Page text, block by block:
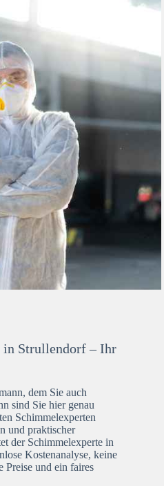
in Strullendorf – Ihr
dem Sie auch
sind Sie hier genau
Schimmelexperten
und praktischer
der Schimmelexperte in
Kostenanalyse, keine
Preise und ein faires